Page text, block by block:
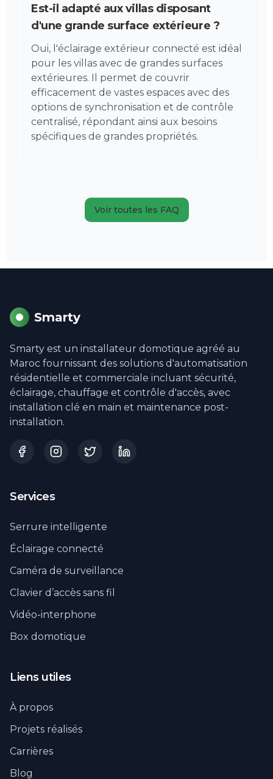
Est-il adapté aux villas disposant
d'une grande surface extérieure ?
Oui, l'éclairage extérieur connecté est idéal
pour les villas avec de grandes surfaces
extérieures. Il permet de couvrir
efficacement de vastes espaces avec des
options de synchronisation et de contrôle
centralisé, répondant ainsi aux besoins
spécifiques de grandes propriétés.
Voir toutes les FAQ
Smarty
Smarty est un installateur domotique agréé au
Maroc fournissant des solutions d'automatisation
résidentielle et commerciale incluant sécurité,
éclairage, chauffage et contrôle d'accès, avec
installation clé en main et maintenance post-
installation.
Services
Serrure intelligente
Éclairage connecté
Caméra de surveillance
Clavier d’accès sans fil
Vidéo-interphone
Box domotique
Liens utiles
À propos
Projets réalisés
Carrières
Blog